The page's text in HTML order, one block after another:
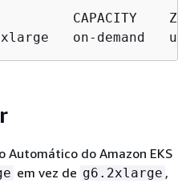
CAPACITY
on-demand
Automático do Amazon EKS
em vez de g6.2xlarge ,